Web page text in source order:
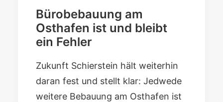
Bürobebauung am
Osthafen ist und bleibt
ein Fehler
Zukunft Schierstein hält weiterhin
daran fest und stellt klar: Jedwede
weitere Bebauung am Osthafen ist